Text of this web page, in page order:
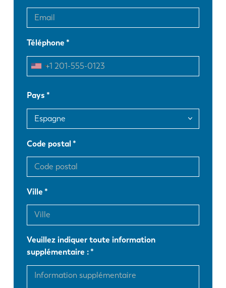
Téléphone
Pays
Code postal
Ville
Veuillez indiquer toute information
supplémentaire :
EN NL
FR EN-US
DE
ES PT-PT
PL SK
KO CN